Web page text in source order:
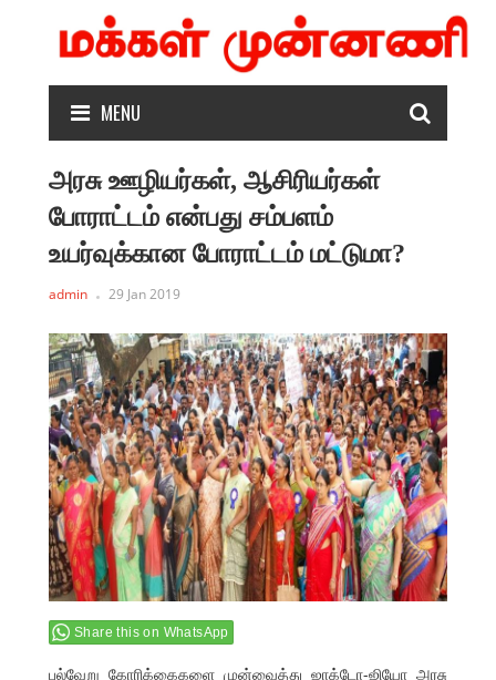
MENU
அரசு ஊழியர்கள், ஆசிரியர்கள்
போராட்டம் என்பது சம்பளம்
உயர்வுக்கான போராட்டம் மட்டுமா?
admin 29 Jan 2019
Share this on WhatsApp
பல்வேறு கோரிக்கைகளை முன்வைத்து ஜாக்டோ-ஜியோ அரசு